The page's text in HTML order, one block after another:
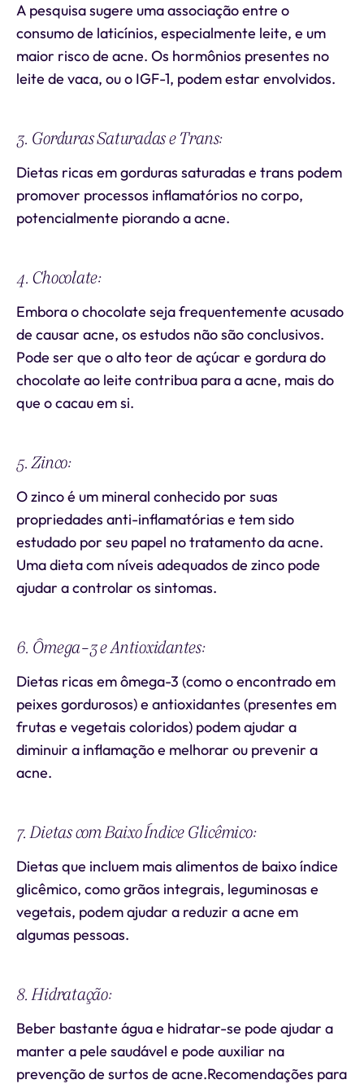
A pesquisa sugere uma associação entre o
consumo de laticínios, especialmente leite, e um
maior risco de acne. Os hormônios presentes no
leite de vaca, ou o IGF-1, podem estar envolvidos.
3. Gorduras Saturadas e Trans:
Dietas ricas em gorduras saturadas e trans podem
promover processos inflamatórios no corpo,
potencialmente piorando a acne.
4. Chocolate:
Embora o chocolate seja frequentemente acusado
de causar acne, os estudos não são conclusivos.
Pode ser que o alto teor de açúcar e gordura do
chocolate ao leite contribua para a acne, mais do
que o cacau em si.
5. Zinco:
O zinco é um mineral conhecido por suas
propriedades anti-inflamatórias e tem sido
estudado por seu papel no tratamento da acne.
Uma dieta com níveis adequados de zinco pode
ajudar a controlar os sintomas.
6. Ômega-3 e Antioxidantes:
Dietas ricas em ômega-3 (como o encontrado em
peixes gordurosos) e antioxidantes (presentes em
frutas e vegetais coloridos) podem ajudar a
diminuir a inflamação e melhorar ou prevenir a
acne.
7. Dietas com Baixo Índice Glicêmico:
Dietas que incluem mais alimentos de baixo índice
glicêmico, como grãos integrais, leguminosas e
vegetais, podem ajudar a reduzir a acne em
algumas pessoas.
8. Hidratação:
Beber bastante água e hidratar-se pode ajudar a
manter a pele saudável e pode auxiliar na
prevenção de surtos de acne.Recomendações para